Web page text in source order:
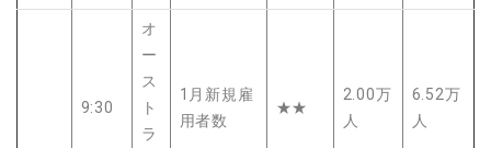
9:30
オ
ー
ス
ト
ラ
1月新規雇
用者数
★★
2.00万
人
6.52万
人